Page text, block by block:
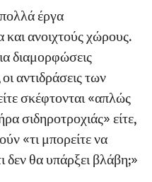
απώλειας ισχύος.
πρέπει να
σφιγκτήρων
αγκύρωσης και
να τα
έργα
ανοιχτούς χώρους.
διαμορφώσεις
αντιδράσεις των
σκέφτονται «απλώς
σιδηροτροχιάς» είτε,
«τι μπορείτε να
δεν θα υπάρξει βλάβη;»